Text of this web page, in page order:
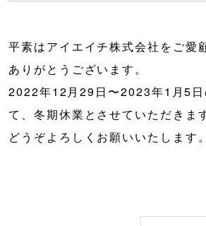
平素はアイエイチ株式会社をご愛
ありがとうございます。
2022年12月29日〜2023年1月5日
て、冬期休業とさせていただきます
どうぞよろしくお願いいたします。